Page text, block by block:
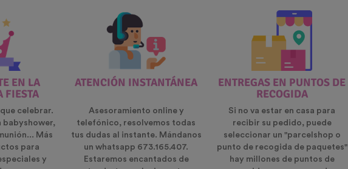
EN LA
FIESTA
celebrar.
babyshower,
Más
para
y
ATENCIÓN INSTANTÁNEA
Asesoramiento online y
telefónico, resolvemos todas
tus dudas al instante. Mándanos
un whatsapp 673.165.407.
Estaremos encantados de
ENTREGAS EN PUNTOS DE
RECOGIDA
Si no va estar en casa para
recibir su pedido, puede
seleccionar un "parcelshop o
punto de recogida de paquetes"
hay millones de puntos de